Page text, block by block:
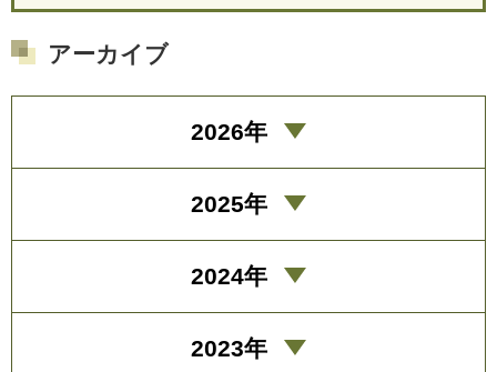
アーカイブ
2026年
2025年
2024年
2023年